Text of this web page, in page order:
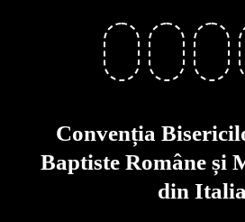
Convenția
Baptiste Române și
din Italia